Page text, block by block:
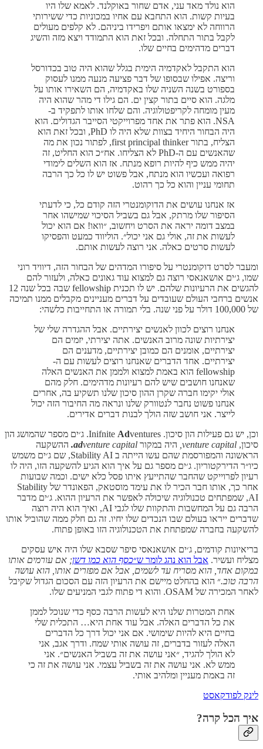
הוא נולד מאד עני, אדם שחור באוקלנד. לאמא שלו היו
בעיות קשות. הוא התחבא עם אחיו במכוניות כדי ששירותי
הרווחה לא ימצאו אותם ויפרידו ביניהם. לא קלפים מעולים
לקבל בתור התחלה. ובכל זאת הוא התמודד ויצא מזה והשיג
דברים מדהימים בחיים שלו.
הוא התקבל לאקדמיה הימית בגלל שהוא היה טוב בכדורסל
וריצה. אפילו שבסופו של דבר פציעה מנעה ממנו לעסוק
בספורט בשנה השניה שלו באקדמיה, הם השאירו אותו על
מלגה. הוא סיים בתור קצין ים. הם גילו די מהר שהוא היה
מעין מומחה לקריפטולוגיה. והם שלחו אותו לתפקיד ב-
NSA. הוא פתר את אחד מפרוייקטי הסייבר הגדולים. הוא
היה הבחור היחיד בצוות שלא היה לו PhD, ובכל זאת הוא
הצליח, בתור first principal thinker, לפתור נכון את מה
שהאנשים עם ה-PhD לא הצליחו. אח״כ הוא החליט, זה
יהיה ממש כיף להיות רופא מנתח. אז הוא השלים לימודי
רפואה ועכשיו הוא מנתח, אבל פשוט יש לו כל כך הרבה
תחומי עניין והוא כל כך רהוט.
אז אנחנו עושים את הדוקומנטרי הזה קודם כל, כי לדעתי
הסיפור שלו מרתק, אבל גם בשביל הסיכוי שמישהו אחר
במצב דומה יראה את הסרט ויחשוב, ״וואו! אם הוא יכול
לעשות את זה, אולי גם אני יכול״. הוליווד כמעט והפסיקו
לעשות סרטים כאלה. אני רוצה לעשות אותם.
ומעבר לסרט דוקומנטרי על סיפורו המדהים של הבחור הזה, דיוויד רוני
שמו, ג׳ים אושאנאסי רוצה גם למצוא עוד גאונים כאלה, ולעזור להם
להגשים את הרעיונות שלהם. יש לו תכנית fellowship שבה בכל שנה 12
אנשים ברחבי העולם שעובדים על דברים מעניינים מקבלים ממנו תמיכה
של 100,000 דולר על פני שנה. בלי תמורה או התחייבות כלשהי:
אנחנו רוצים לכוון לאנשים יצירתיים. אבל ההגדרה שלי של
יצירתיות שונה מרוב האנשים. אתה יצירתי, יזמים הם
יצירתיים, אומנים הם כמובן יצירתיים, מדענים הם
יצירתיים. אחד הדברים שאנחנו רוצים לעשות עם ה-
fellowship הוא באמת למצוא ולממן את האנשים האלה
שאנחנו חושבים שיש להם רעיונות מדהימים. חלק מהם
אולי יקימו חברה שקרן ההון סיכון שלנו תשקיע בה, אחרים
אנחנו פשוט נחבר לנטוורק שלנו ונראה מה החיבור הזה יכול
לייצר. אני חושב שזה הולך לבנות דברים אדירים.
וכן, יש גם פעילות הון סיכון. Inifnite
Ad
ventures. ג׳ים מספר שהמושג הון
סיכון, venture capital, היה במקור adventure capital
. ההשקעה
הראשונה והמפורסמת שהם עשו הייתה ב Stability AI, שם ג׳ים משמש
כיו״ר הדירקטוריון. ג׳ים מספר גם על איך הוא הגיע להשקעה הזו, היה לו
רעיון לפרוייקט שהחבר שהתייעץ איתו פסל כלא ישים. וכמה שבועות
אחר כך, אותו חבר הכיר לו את עימד מוסטאק, הפאונדר של Stability
AI, שמפתחים טכנולוגיה שיכולה לאפשר את הרעיון ההוא. ג׳ים מדבר
הרבה גם על המחשבות והתקוות שלו לגבי AI, ואיך הוא היה רוצה
שדברים ייראו בעולם שבו הנכדים שלו יחיו. זה גם חלק ממה שהוביל אותו
להשקעה בחברה שמפתחת את הטכנולוגיה הזו באופן פתוח.
בריאיונות קודמים, ג׳ים אושאנאסי סיפר שסבא שלו היה איש עסקים
מצליח ועשיר. אבל הוא נהג לומר ש״כסף הוא כמו דשן; אם עורמים אותו
במקום אחד, הוא מסריח עד לשמים, אבל אם מפזרים אותו, הוא עושה
הרבה טוב.״ הוא בהחלט מיישם את הרעיון הזה עם הסכום הגדול שקיבל
לאחר המכירה של OSAM. והוא די פתוח לגבי המניעים שלו.
אחת המטרות שלנו היא לעשות הרבה כסף כדי שנוכל לממן
את כל הדברים האלה. אבל עוד אחת היא… התכלית שלי
בחיים היא להיות שימושי. אם אני יכול דרך כל הדברים
האלה לעזור בדברים, זה עושה אותי שמח. ודרך אגב, אני
לא הולך להגיד, ״אני עושה את זה בשביל האנשים״. אני
ממש לא. אני עושה את זה בשביל עצמי. אני עושה את זה כי
זה באמת מעניין ומלהיב אותי.
לינק לפודקאסט
איך הכל קרה?